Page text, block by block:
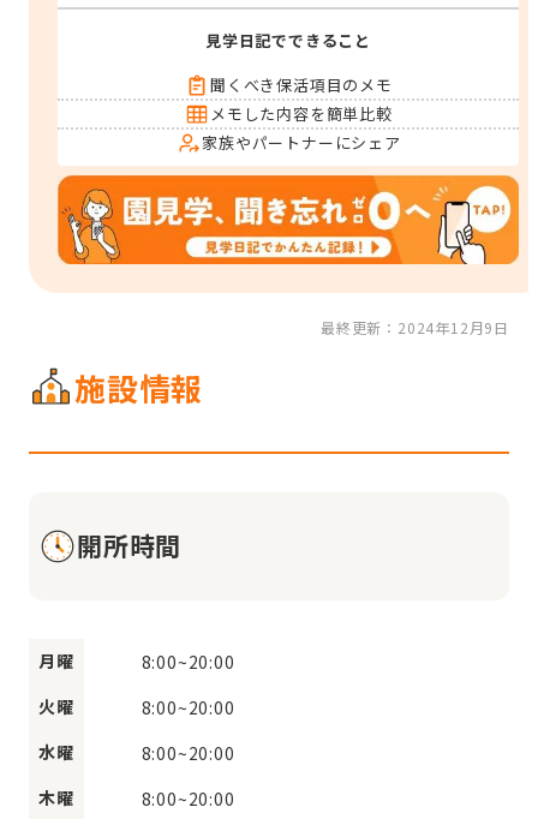
見学日記でできること
聞くべき保活項目のメモ
メモした内容を簡単比較
家族やパートナーにシェア
最終更新：2024年12月9日
施設情報
開所時間
月曜 8:00~20:00
火曜
8:00~20:00
水曜
8:00~20:00
木曜
8:00~20:00